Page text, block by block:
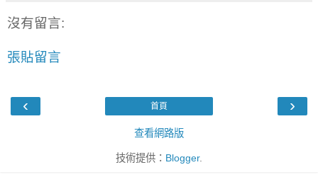
沒有留言:
張貼留言
‹ ›
首頁
查看網路版
技術提供： Blogger.